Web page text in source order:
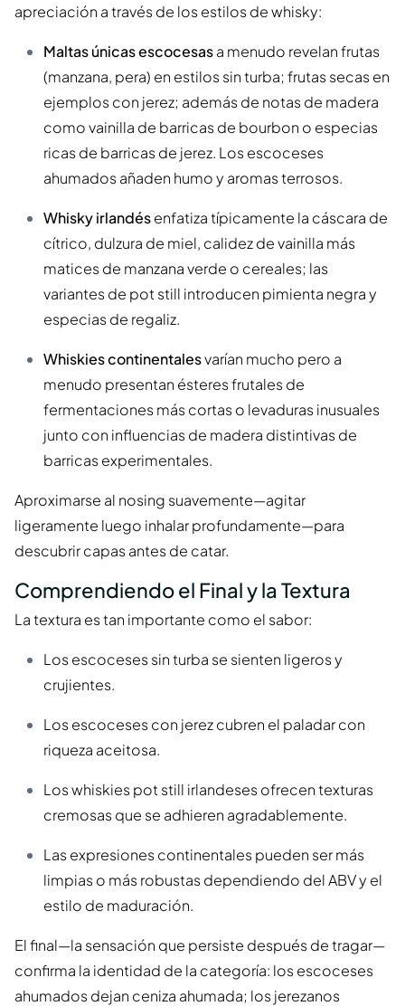
apreciación a través de los estilos de whisky:
Maltas únicas escocesasa menudo revelan frutas
(manzana, pera) en estilos sin turba; frutas secas en
ejemplos con jerez; además de notas de madera
como vainilla de barricas de bourbon o especias
ricas de barricas de jerez. Los escoceses
ahumados añaden humo y aromas terrosos.
Whisky irlandésenfatiza típicamente la cáscara de
cítrico, dulzura de miel, calidez de vainilla más
matices de manzana verde o cereales; las
variantes de pot still introducen pimienta negra y
especias de regaliz.
Whiskies continentalesvarían mucho pero a
menudo presentan ésteres frutales de
fermentaciones más cortas o levaduras inusuales
junto con influencias de madera distintivas de
barricas experimentales.
Aproximarse al nosing suavemente—agitar
ligeramente luego inhalar profundamente—para
descubrir capas antes de catar.
Comprendiendo el Final y la Textura
La textura es tan importante como el sabor:
Los escoceses sin turba se sienten ligeros y
crujientes.
Los escoceses con jerez cubren el paladar con
riqueza aceitosa.
Los whiskies pot still irlandeses ofrecen texturas
cremosas que se adhieren agradablemente.
Las expresiones continentales pueden ser más
limpias o más robustas dependiendo del ABV y el
estilo de maduración.
El final—la sensación que persiste después de tragar—
confirma la identidad de la categoría: los escoceses
ahumados dejan ceniza ahumada; los jerezanos